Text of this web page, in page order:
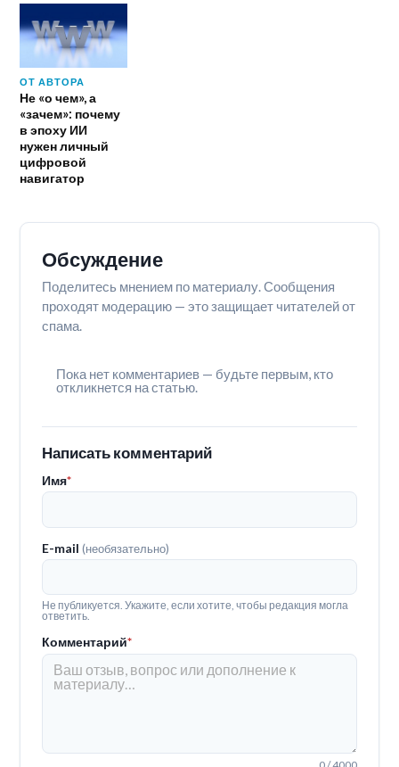
ОТ АВТОРА
Не «о чем», а
«зачем»: почему
в эпоху ИИ
нужен личный
цифровой
навигатор
Обсуждение
Поделитесь мнением по материалу. Сообщения
проходят модерацию — это защищает читателей от
спама.
Пока нет комментариев — будьте первым, кто
откликнется на статью.
Написать комментарий
Имя*
E-mail(необязательно)
Не публикуется. Укажите, если хотите, чтобы редакция могла
ответить.
Комментарий*